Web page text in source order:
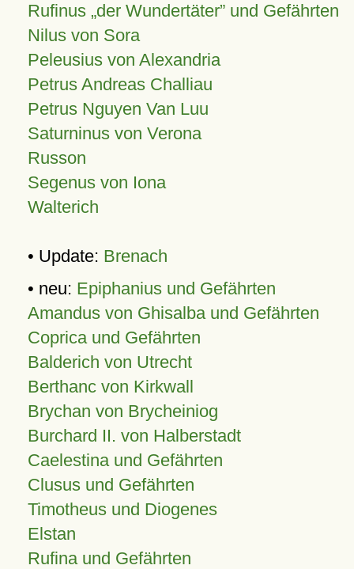
Rufinus „der Wundertäter” und Gefährten
Nilus von Sora
Peleusius von Alexandria
Petrus Andreas Challiau
Petrus Nguyen Van Luu
Saturninus von Verona
Russon
Segenus von Iona
Walterich
• Update: Brenach
• neu: Epiphanius und Gefährten
Amandus von Ghisalba und Gefährten
Coprica und Gefährten
Balderich von Utrecht
Berthanc von Kirkwall
Brychan von Brycheiniog
Burchard II. von Halberstadt
Caelestina und Gefährten
Clusus und Gefährten
Timotheus und Diogenes
Elstan
Rufina und Gefährten